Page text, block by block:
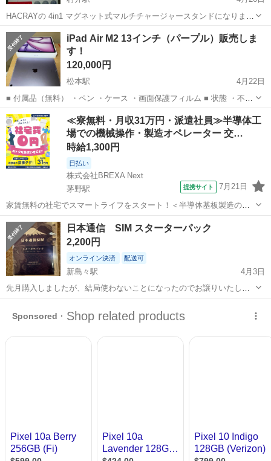
HACRAYの 4in1 マグネット式マルチチャージャースタンドになりま
す。 色はホワイトです。 新品未使用品ですが、自宅保管していたもの
になります。
長野 松本市 その他 マグネット
iPad Air M2 13インチ（パープル）販売しま
す！
120,000円
松本駅
4月22日
■ 付属品（無料） ・ペン ・ケース ・画面保護フィルム ■ 状態 ・不具
合なし ・バッテリー状態100％ ・充電回数50回以上のみ ・レシートあ
り（BIC STYLEで購入） ・ほぼ新品同様です ■ 販売理由 資金が必...
長野 松本市 松本駅 その他 13インチ
≪寮無料・月収31万円・派遣社員≫半導体工
場での機械操作・製造オペレーター 交…
時給1,300円
日払い
株式会社BREXA Next
茅野駅
提携サイト 7月21日
家賃無料の社宅でスマートライフをスタート！＜半導体基板製造の機
械操作・検査＞ランチ代もかからないオトクな職場◎／稼ぎもしっか
り！月収例31万円／長野県茅野市 半導体基板の製造・検査 クリーンル
ーム内で、半導体基板の製造や検...
長野 茅野市 茅野駅
日本通信 SIM スターターパック
2,200円
オンライン決済 配送可
新島々駅
4月3日
先月購入しましたが、結局使わないことになったのでお譲りいたしま
す。 開封しましたが未登録なので使用できます。 【期限2026.8.31】
受け渡し、もしくはオンライン決済後にコードをお知らせいたしま
す。 よろしくお願いいた...